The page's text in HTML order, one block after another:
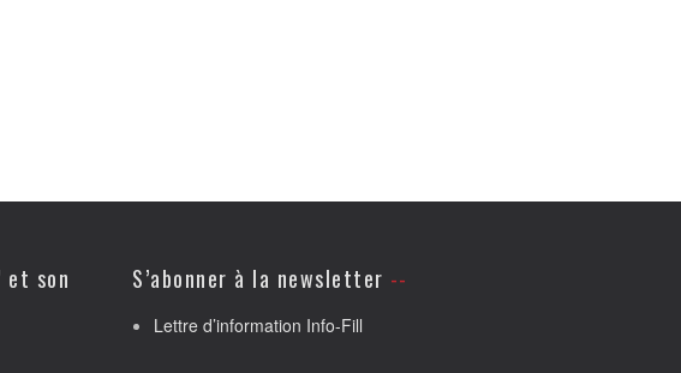
et son
S’abonner à la newsletter
Lettre d’information Info-Fill